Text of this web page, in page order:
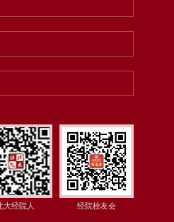
大经院人 经院校友会